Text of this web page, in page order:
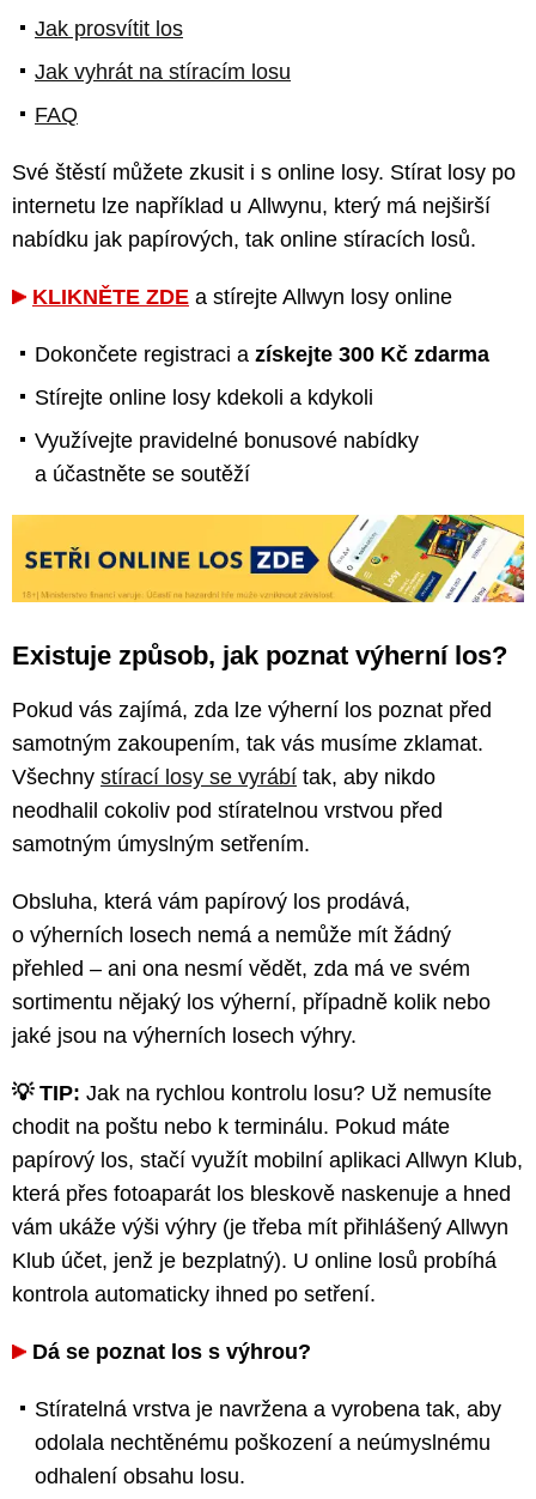
Jak prosvítit los
Jak vyhrát na stíracím losu
FAQ
Své štěstí můžete zkusit i s online losy. Stírat losy po
internetu lze například u Allwynu, který má nejširší
nabídku jak papírových, tak online stíracích losů.
KLIKNĚTE ZDE a stírejte Allwyn losy online
Dokončete registraci a získejte 300 Kč zdarma
Stírejte online losy kdekoli a kdykoli
Využívejte pravidelné bonusové nabídky
a účastněte se soutěží
Existuje způsob, jak poznat výherní los?
Pokud vás zajímá, zda lze výherní los poznat před
samotným zakoupením, tak vás musíme zklamat.
Všechny stírací losy se vyrábí tak, aby nikdo
neodhalil cokoliv pod stíratelnou vrstvou před
samotným úmyslným setřením.
Obsluha, která vám papírový los prodává,
o výherních losech nemá a nemůže mít žádný
přehled – ani ona nesmí vědět, zda má ve svém
sortimentu nějaký los výherní, případně kolik nebo
jaké jsou na výherních losech výhry.
💡 TIP: Jak na rychlou kontrolu losu? Už nemusíte
chodit na poštu nebo k terminálu. Pokud máte
papírový los, stačí využít mobilní aplikaci Allwyn Klub,
která přes fotoaparát los bleskově naskenuje a hned
vám ukáže výši výhry (je třeba mít přihlášený Allwyn
Klub účet, jenž je bezplatný). U online losů probíhá
kontrola automaticky ihned po setření.
Dá se poznat los s výhrou?
Stíratelná vrstva je navržena a vyrobena tak, aby
odolala nechtěnému poškození a neúmyslnému
odhalení obsahu losu.